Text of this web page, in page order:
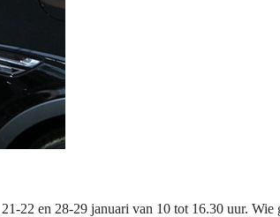
22 en 28-29 januari van 10 tot 16.30 uur.